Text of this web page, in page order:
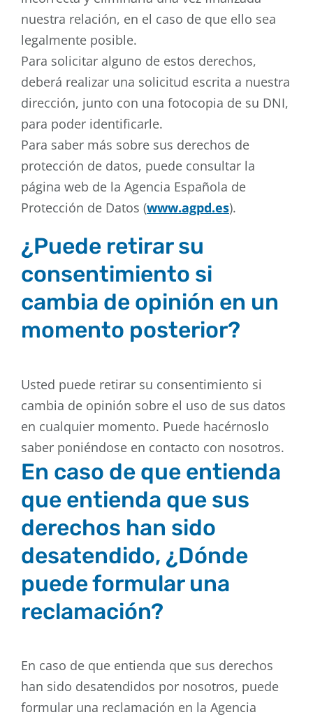
nuestra relación, en el caso de que ello sea
legalmente posible.
Para solicitar alguno de estos derechos,
deberá realizar una solicitud escrita a nuestra
dirección, junto con una fotocopia de su DNI,
para poder identificarle.
Para saber más sobre sus derechos de
protección de datos, puede consultar la
página web de la Agencia Española de
Protección de Datos (www.agpd.es).
¿Puede retirar su
consentimiento si
cambia de opinión en un
momento posterior?
Usted puede retirar su consentimiento si
cambia de opinión sobre el uso de sus datos
en cualquier momento. Puede hacérnoslo
saber poniéndose en contacto con nosotros.
En caso de que entienda
que entienda que sus
derechos han sido
desatendido, ¿Dónde
puede formular una
reclamación?
En caso de que entienda que sus derechos
han sido desatendidos por nosotros, puede
formular una reclamación en la Agencia